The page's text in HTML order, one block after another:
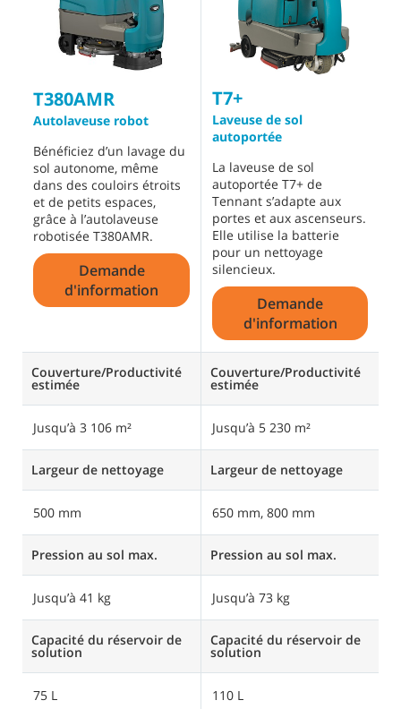
T380AMR
Autolaveuse robot
Bénéficiez d’un lavage du
sol autonome, même
dans des couloirs étroits
et de petits espaces,
grâce à l’autolaveuse
robotisée T380AMR.
Demande
d'information
Couverture/Productivité
estimée
Jusqu’à 3 106 m²
Largeur de nettoyage
500 mm
Pression au sol max.
Jusqu’à 41 kg
Capacité du réservoir de
solution
75 L
T7+
Laveuse de sol
autoportée
La laveuse de sol
autoportée T7+ de
Tennant s’adapte aux
portes et aux ascenseurs.
Elle utilise la batterie
pour un nettoyage
silencieux.
Demande
d'information
Couverture/Productivité
estimée
Jusqu’à 5 230 m²
Largeur de nettoyage
650 mm, 800 mm
Pression au sol max.
Jusqu’à 73 kg
Capacité du réservoir de
solution
110 L